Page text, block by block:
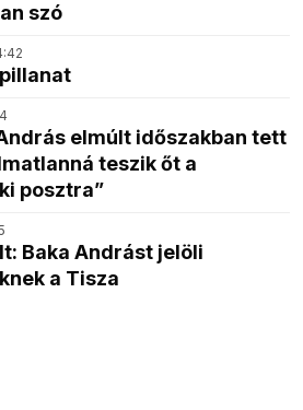
szó
elmúlt időszakban tett
teszik őt a
posztra”
Baka Andrást jelöli
a Tisza